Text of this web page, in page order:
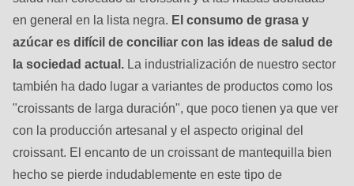
>Drupal\rondo_contact\
{closure}
()
(line
597
of
modules/custom/rondo_contact/src/ContactService.php
en general en la lista negra. El consumo de grasa y
azúcar es difícil de conciliar con las ideas de salud de
la sociedad actual. La industrialización de nuestro sector
también ha dado lugar a variantes de productos como los
"croissants de larga duración", que poco tienen ya que ver
con la producción artesanal y el aspecto original del
croissant. El encanto de un croissant de mantequilla bien
hecho se pierde indudablemente en este tipo de